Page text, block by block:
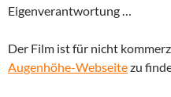
Eigenverantwortung …
Der Film ist für nicht
Augenhöhe-Webseitezu